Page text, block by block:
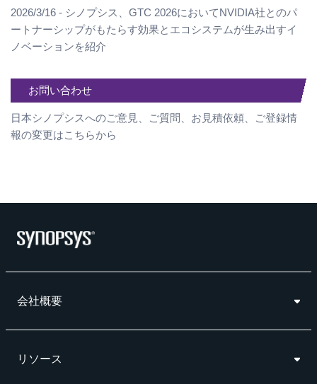
2026/3/16 - シノプシス、GTC 2026においてNVIDIA社とのパ
ートナーシップがもたらす効果とエコシステムが生み出すイ
ノベーションを紹介
お問い合わせ
日本シノプシスへのご意見、ご質問、お見積依頼、ご登録情
報の変更はこちらから
会社概要
リソース